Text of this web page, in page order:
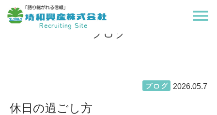
Recruiting Site menu
ブログ
ブログ 2026.05.7
休日の過ごし方